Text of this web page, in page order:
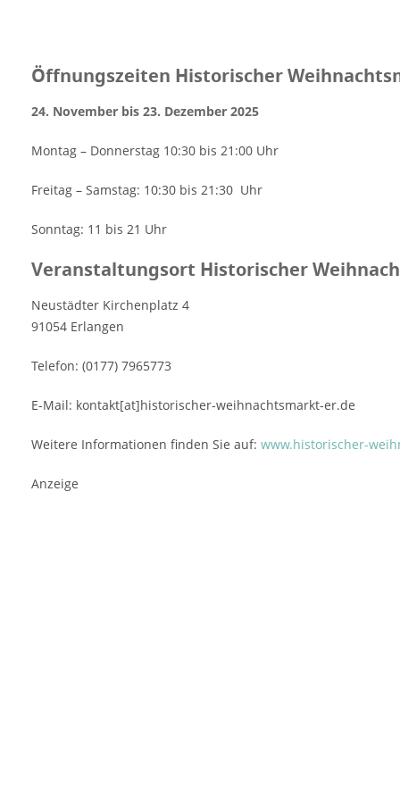
Öffnungszeiten Historischer
24. November bis 23. Dezember 2025
Montag – Donnerstag 10:30 bis 21:00 Uhr
Freitag – Samstag: 10:30 bis 21:30 Uhr
Sonntag: 11 bis 21 Uhr
Veranstaltungsort Historischer
Neustädter Kirchenplatz 4
91054 Erlangen
Telefon: (0177) 7965773
E-Mail: kontakt[at]historischer-weihnachtsmarkt-er.de
Weitere Informationen finden Sie auf: www.historischer-
Anzeige